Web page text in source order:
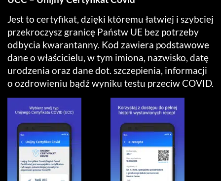
Jest to certyfikat, dzięki któremu łatwiej i szybciej
przekroczysz granicę Państw UE bez potrzeby
odbycia kwarantanny. Kod zawiera podstawowe
dane o właścicielu, w tym imiona, nazwisko, datę
urodzenia oraz dane dot. szczepienia, informacji
o ozdrowieniu bądź wyniku testu przeciw COVID.